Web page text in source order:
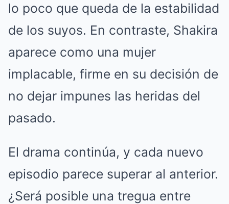
lo poco que queda de la estabilidad
de los suyos. En contraste, Shakira
aparece como una mujer
implacable, firme en su decisión de
no dejar impunes las heridas del
pasado.
El drama continúa, y cada nuevo
episodio parece superar al anterior.
¿Será posible una tregua entre